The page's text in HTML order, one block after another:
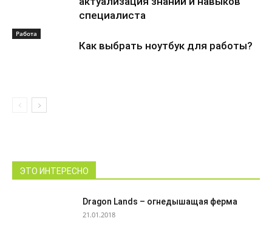
специалиста
Работа
Как выбрать ноутбук для работы?
ЭТО ИНТЕРЕСНО
Dragon Lands – огнедышащая ферма
21.01.2018